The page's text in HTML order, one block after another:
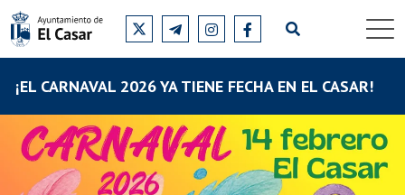
¡EL CARNAVAL 2026 YA TIENE FECHA EN EL CASAR!